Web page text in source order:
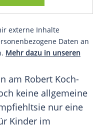
externe Inhalte
Daten an
Mehr dazu in unseren
am Robert Koch-
keine allgemeine
nur eine
Kinder im